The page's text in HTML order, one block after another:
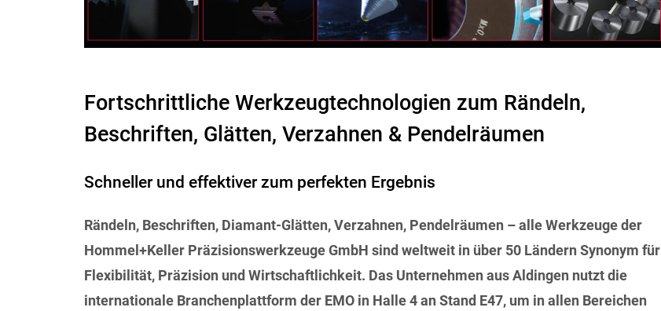
Fortschrittliche Werkzeugtechnologien zum Rändeln,
Beschriften, Glätten, Verzahnen & Pendelräumen
Schneller und effektiver zum perfekten Ergebnis
Rändeln, Beschriften, Diamant-Glätten, Verzahnen, Pendelräumen – alle Werkzeuge der
Hommel+Keller Präzisionswerkzeuge GmbH sind weltweit in über 50 Ländern Synonym für
Flexibilität, Präzision und Wirtschaftlichkeit. Das Unternehmen aus Aldingen nutzt die
internationale Branchenplattform der EMO in Halle 4 an Stand E47, um in allen Bereichen